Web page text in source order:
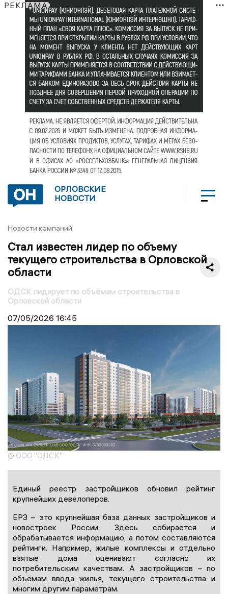
РЕКЛАМА
ОРЛОВСКИЕ
НОВОСТИ
Новости компаний
Стал известен лидер по объему
текущего строительства в Орловской
области
ОДСК лидирует по объёмам строительства в
Орловской области
07/05/2026 16:45
© ООО "ОДСК"
Единый реестр застройщиков обновил рейтинг
крупнейших девелоперов.
ЕРЗ – это крупнейшая база данных застройщиков и
новостроек России. Здесь собирается и
обрабатывается информацию, а потом составляются
рейтинги. Например, жилые комплексы и отдельно
взятые дома оценивают согласно их
потребительским качествам. А застройщиков – по
объёмам ввода жилья, текущего строительства и
многим другим параметрам.